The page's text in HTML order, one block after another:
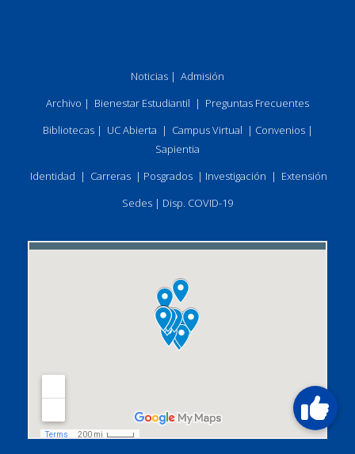
Noticias | Admisión
Archivo | Bienestar Estudiantil | Preguntas Frecuentes
Bibliotecas| UC Abierta | Campus Virtual | Convenios|
Sapientia
Identidad | Carreras | Posgrados | Investigación | Extensión
Sedes | Disp. COVID-19